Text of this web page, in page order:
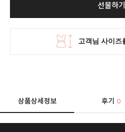
선물하기
상품상세정보 후기0